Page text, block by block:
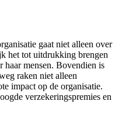
gaat niet alleen over
het tot uitdrukking brengen
haar mensen. Bovendien is
raken niet alleen
impact op de organisatie.
verzekeringspremies en